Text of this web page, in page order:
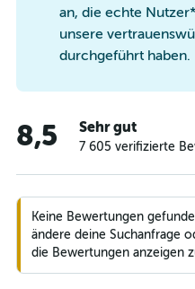
an, die echte
unsere
durchgeführt haben.
8,5 Sehr gut
7 605 verifizierte
Keine Bewertungen
ändere deine Suchanfrage
die Bewertungen anzeigen